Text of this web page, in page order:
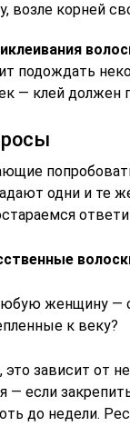
возле корней
подождать
— клей должен
одни и те
женщину —
к веку?
зависит от
— если
до недели.